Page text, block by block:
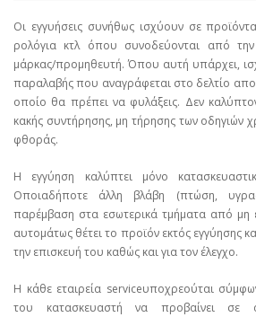
Οι εγγυήσεις συνήθως ισχύουν σε
ρολόγια κτλ όπου συνοδεύονται από
μάρκας/προμηθευτή. Όπου αυτή υπάρχει,
παραλαβής που αναγράφεται στο δελτίο
οποίο θα πρέπει να φυλάξεις. Δεν
κακής συντήρησης, μη τήρησης των οδηγιών
φθοράς.
Η εγγύηση καλύπτει μόνο
Οποιαδήποτε άλλη βλάβη (πτώση,
παρέμβαση στα εσωτερικά τμήματα από μη
αυτομάτως θέτει το προϊόν εκτός εγγύησης
την επισκευή του καθώς και για τον έλεγχο.
Η κάθε εταιρεία serviceυποχρεούται
του κατασκευαστή να προβαίνει σε